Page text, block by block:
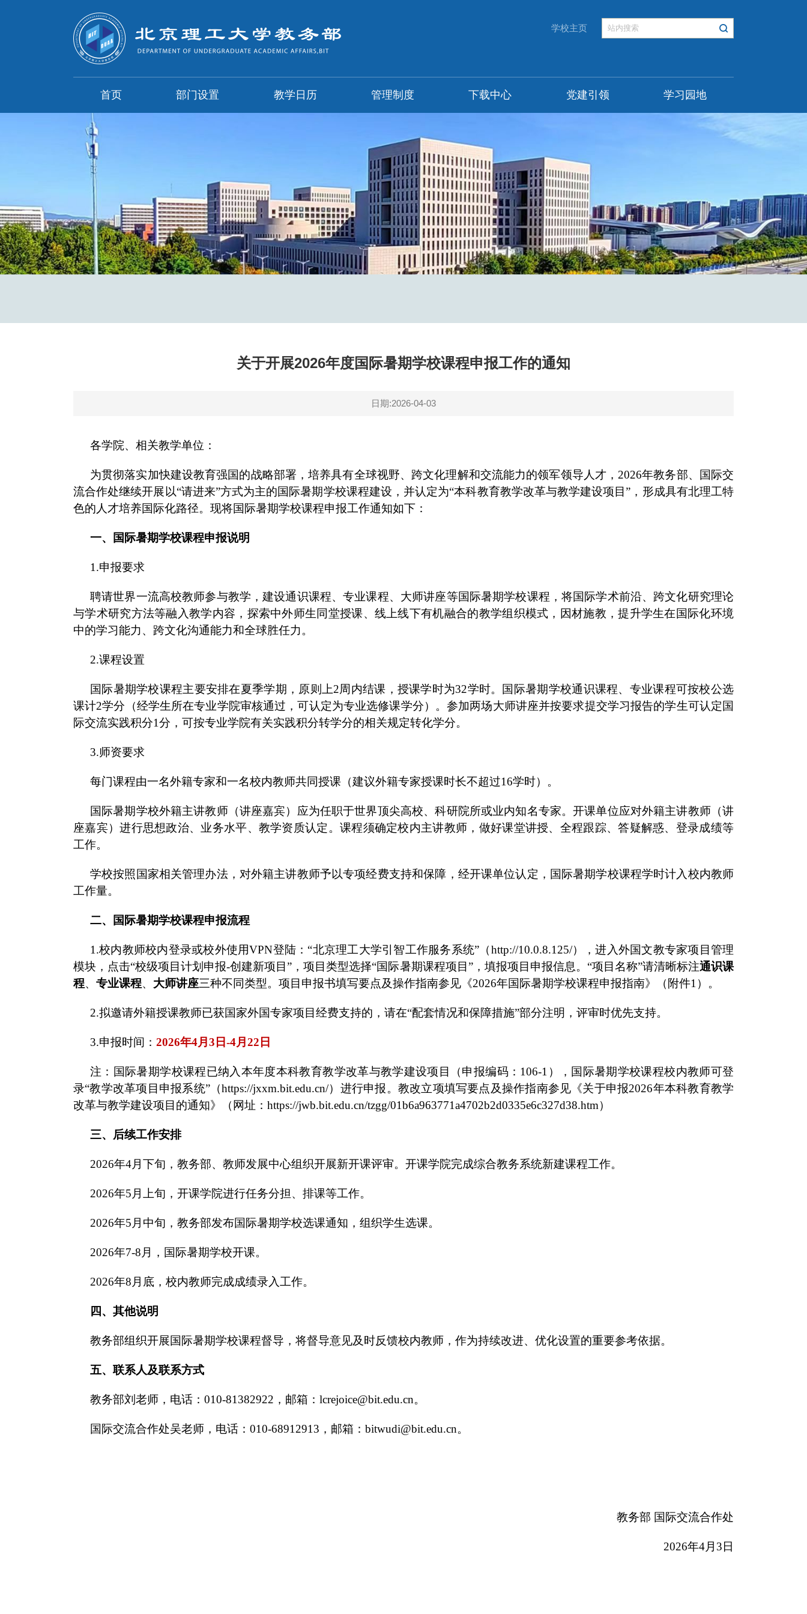
学校主页
首页 部门设置 教学日历 管理制度 下载中心 党建引领 学习园地
关于开展2026年度国际暑期学校课程申报工作的通知
日期:2026-04-03
各学院、相关教学单位：
为贯彻落实加快建设教育强国的战略部署，培养具有全球视野、跨文化理解和交流能力的领军领导人才，2026年教务部、国际交
流合作处继续开展以“请进来”方式为主的国际暑期学校课程建设，并认定为“本科教育教学改革与教学建设项目”，形成具有北理工特
色的人才培养国际化路径。现将国际暑期学校课程申报工作通知如下：
一、国际暑期学校课程申报说明
1.申报要求
聘请世界一流高校教师参与教学，建设通识课程、专业课程、大师讲座等国际暑期学校课程，将国际学术前沿、跨文化研究理论
与学术研究方法等融入教学内容，探索中外师生同堂授课、线上线下有机融合的教学组织模式，因材施教，提升学生在国际化环境
中的学习能力、跨文化沟通能力和全球胜任力。
2.课程设置
国际暑期学校课程主要安排在夏季学期，原则上2周内结课，授课学时为32学时。国际暑期学校通识课程、专业课程可按校公选
课计2学分（经学生所在专业学院审核通过，可认定为专业选修课学分）。参加两场大师讲座并按要求提交学习报告的学生可认定国
际交流实践积分1分，可按专业学院有关实践积分转学分的相关规定转化学分。
3.师资要求
每门课程由一名外籍专家和一名校内教师共同授课（建议外籍专家授课时长不超过16学时）。
国际暑期学校外籍主讲教师（讲座嘉宾）应为任职于世界顶尖高校、科研院所或业内知名专家。开课单位应对外籍主讲教师（讲
座嘉宾）进行思想政治、业务水平、教学资质认定。课程须确定校内主讲教师，做好课堂讲授、全程跟踪、答疑解惑、登录成绩等
工作。
学校按照国家相关管理办法，对外籍主讲教师予以专项经费支持和保障，经开课单位认定，国际暑期学校课程学时计入校内教师
工作量。
二、国际暑期学校课程申报流程
1.校内教师校内登录或校外使用VPN登陆：“北京理工大学引智工作服务系统”（http://10.0.8.125/），进入外国文教专家项目管理
模块，点击“校级项目计划申报-创建新项目”，项目类型选择“国际暑期课程项目”，填报项目申报信息。“项目名称”请清晰标注通识课
程、 专业课程、 大师讲座三种不同类型。项目申报书填写要点及操作指南参见《2026年国际暑期学校课程申报指南》（附件1）。
2.拟邀请外籍授课教师已获国家外国专家项目经费支持的，请在“配套情况和保障措施”部分注明，评审时优先支持。
3.申报时间： 2026年4月3日-4月22 日
注：国际暑期学校课程已纳入本年度本科教育教学改革与教学建设项目（申报编码：106-1），国际暑期学校课程校内教师可登
录“教学改革项目申报系统”（https://jxxm.bit.edu.cn/）进行申报。教改立项填写要点及操作指南参见《关于申报2026年本科教育教学
改革与教学建设项目的通知》（网址：https://jwb.bit.edu.cn/tzgg/01b6a963771a4702b2d0335e6c327d38.htm）
三、后续工作安排
2026年4月下旬，教务部、教师发展中心组织开展新开课评审。开课学院完成综合教务系统新建课程工作。
2026年5月上旬，开课学院进行任务分担、排课等工作。
2026年5月中旬，教务部发布国际暑期学校选课通知，组织学生选课。
2026年7-8月，国际暑期学校开课。
2026年8月底，校内教师完成成绩录入工作。
四、其他说明
教务部组织开展国际暑期学校课程督导， 将督导意见及时反馈校内教师，作为持续改进、优化设置的重要参考依据。
五、联系人及联系方式
教务部刘老师，电话：010-81382922，邮箱：lcrejoice@bit.edu.cn。
国际交流合作处吴老师，电话：010-68912913，邮箱 ：bitwudi@bit.edu.cn。
教务部 国际交流合作处
2026年4月3日